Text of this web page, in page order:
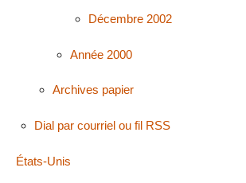
Décembre 2002
Année 2000
Archives papier
Dial par courriel ou fil RSS
États-Unis